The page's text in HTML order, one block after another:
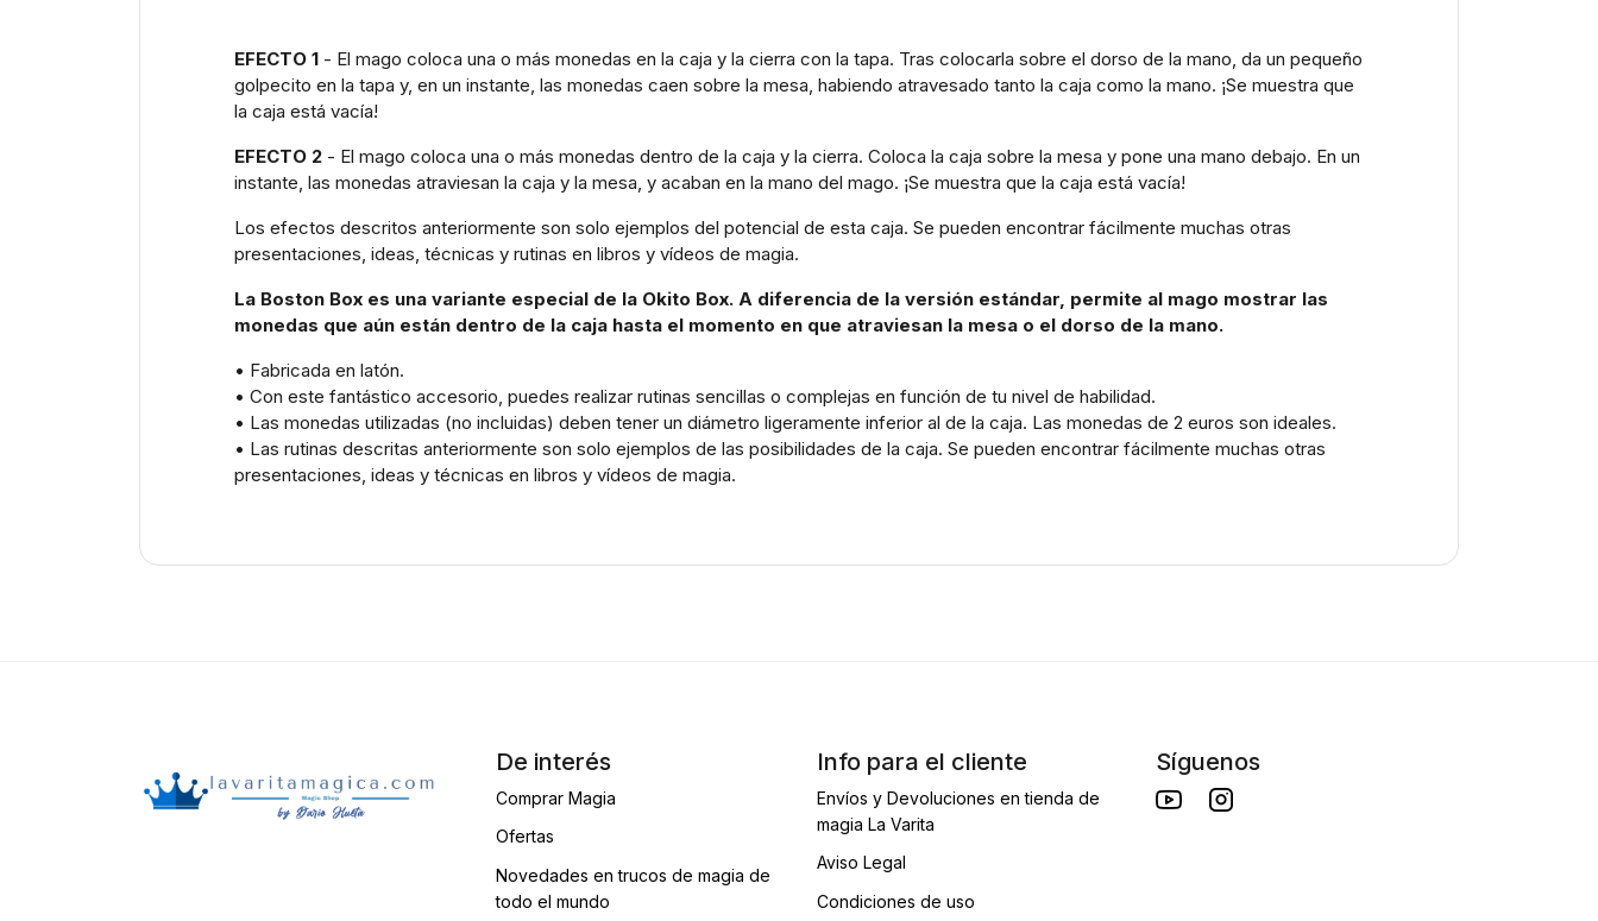
EFECTO 1 - El mago coloca una o más monedas en la caja y la cierra con la tapa. Tras colocarla sobre el dorso de la mano, da un pequeño
golpecito en la tapa y, en un instante, las monedas caen sobre la mesa, habiendo atravesado tanto la caja como la mano. ¡Se muestra que
la caja está vacía!
EFECTO 2 - El mago coloca una o más monedas dentro de la caja y la cierra. Coloca la caja sobre la mesa y pone una mano debajo. En un
instante, las monedas atraviesan la caja y la mesa, y acaban en la mano del mago. ¡Se muestra que la caja está vacía!
Los efectos descritos anteriormente son solo ejemplos del potencial de esta caja. Se pueden encontrar fácilmente muchas otras
presentaciones, ideas, técnicas y rutinas en libros y vídeos de magia.
La Boston Box es una variante especial de la Okito Box. A diferencia de la versión estándar, permite al mago mostrar las
monedas que aún están dentro de la caja hasta el momento en que atraviesan la mesa o el dorso de la mano.
• Fabricada en latón.
• Con este fantástico accesorio, puedes realizar rutinas sencillas o complejas en función de tu nivel de habilidad.
• Las monedas utilizadas (no incluidas) deben tener un diámetro ligeramente inferior al de la caja. Las monedas de 2 euros son ideales.
• Las rutinas descritas anteriormente son solo ejemplos de las posibilidades de la caja. Se pueden encontrar fácilmente muchas otras
presentaciones, ideas y técnicas en libros y vídeos de magia.
De interés
Comprar Magia
Ofertas
Novedades en trucos de magia de
todo el mundo
Info para el cliente
Envíos y Devoluciones en tienda de
magia La Varita
Aviso Legal
Condiciones de uso
Síguenos